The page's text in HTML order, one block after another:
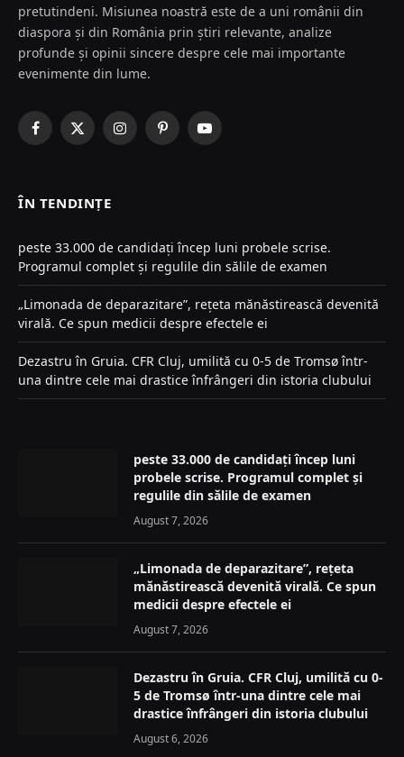
pretutindeni. Misiunea noastră este de a uni românii din
diaspora și din România prin știri relevante, analize
profunde și opinii sincere despre cele mai importante
evenimente din lume.
Facebook
X
InstagramPinterestYouTube
ÎN TENDINȚE
peste 33.000 de candidați încep luni probele scrise.
Programul complet și regulile din sălile de examen
„Limonada de deparazitare”, rețeta mănăstirească devenită
virală. Ce spun medicii despre efectele ei
Dezastru în Gruia. CFR Cluj, umilită cu 0-5 de Tromsø într-
una dintre cele mai drastice înfrângeri din istoria clubului
peste 33.000 de candidați încep luni
probele scrise. Programul complet și
regulile din sălile de examen
August 7, 2026
„Limonada de deparazitare”, rețeta
mănăstirească devenită virală. Ce spun
medicii despre efectele ei
August 7, 2026
Dezastru în Gruia. CFR Cluj, umilită cu 0-
5 de Tromsø într-una dintre cele mai
drastice înfrângeri din istoria clubului
August 6, 2026